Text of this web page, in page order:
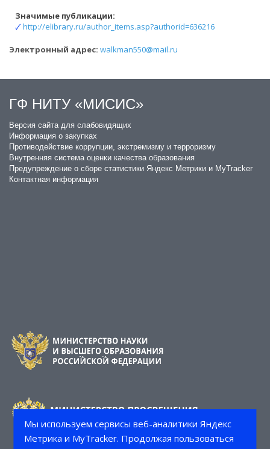
Мы используем сервисы веб-аналитики Яндекс
Метрика и MyTracker. Продолжая пользоваться
Значимые публикации:
🗸http://elibrary.ru/author_items.asp?authorid=636216
Электронный адрес: walkman550@mail.ru
ГФ НИТУ «МИСИС»
​Версия сайта для слабовидящих
Информация о закупках
Противодействие коррупции, экстремизму и терроризму
Внутренняя система оценки качества образования
Предупреждение о сборе статистики Яндекс Метрики и MyTracker
Контактная информация